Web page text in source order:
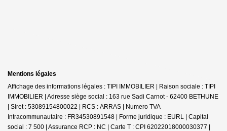
Mentions légales
Affichage des informations légales : TIPI IMMOBILIER | Raison sociale : TIPI
IMMOBILIER | Adresse siège social : 163 rue Sadi Carnot - 62400 BETHUNE
| Siret : 53089154800022 | RCS : ARRAS | Numero TVA
Intracommunautaire : FR34530891548 | Forme juridique : EURL | Capital
social : 7 500 | Assurance RCP : NC | Carte T : CPI 62022018000030377 |